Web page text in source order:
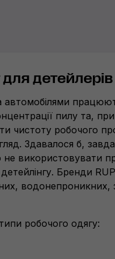
детейлерів
автомобілями
пилу та,
чистоту робочого
Здавалося б,
використовувати
Бренди
водонепроникних,
робочого одягу: